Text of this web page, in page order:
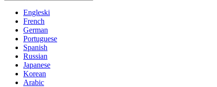
Engleski
French
German
Portuguese
Spanish
Russian
Japanese
Korean
Arabic